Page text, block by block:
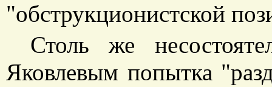
"обструкционистской
Столь же
Яковлевым попытка